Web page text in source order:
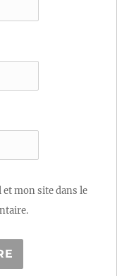
mon site dans le